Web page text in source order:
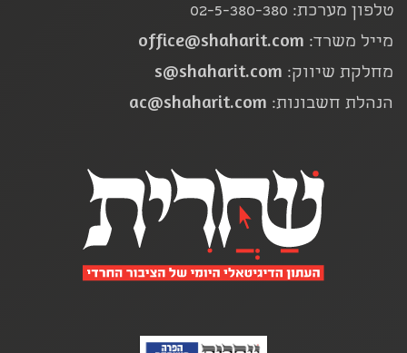
טלפון מערכת: 02-5-380-380
מייל משרד: office@shaharit.com
מחלקת שיווק: s@shaharit.com
הנהלת חשבונות: ac@shaharit.com